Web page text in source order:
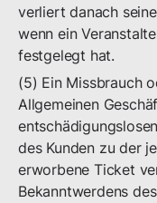
verliert danach
wenn ein
festgelegt hat.
(5) Ein Missbrauch
Allgemeinen
des Kunden zu der
erworbene Ticket
Bekanntwerdens